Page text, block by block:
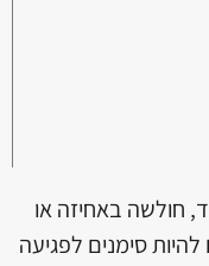
חולשה באחיזה או
להיות סימנים לפגיעה